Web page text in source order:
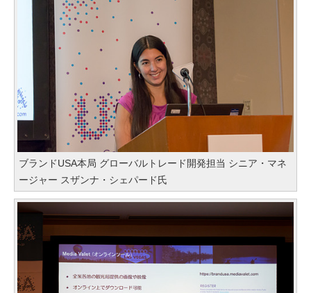
ブランドUSA本局 グローバルトレード開発担当 シニア・マネ
ージャー スザンナ・シェパード氏